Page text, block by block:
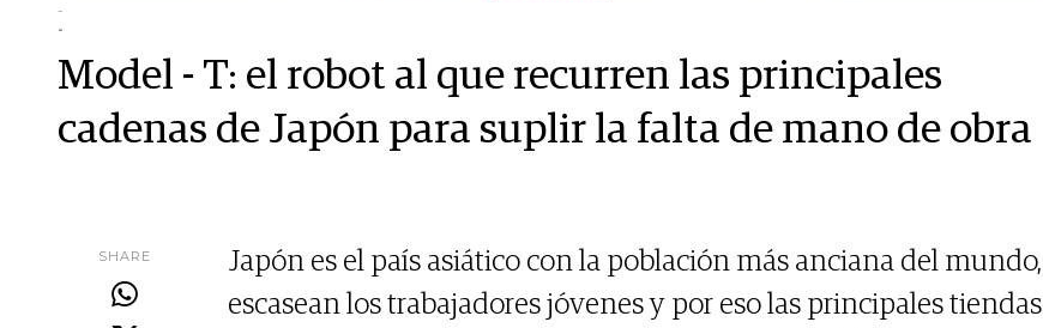
-
-
Model - T: el robot al que recurren las principales
cadenas de Japón para suplir la falta de mano de obra
SHARE
Japón es el país asiático con la población más anciana del mundo,
escasean los trabajadores jóvenes y por eso las principales tiendas